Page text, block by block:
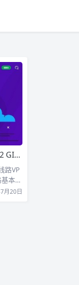
路VP
本都
月20日